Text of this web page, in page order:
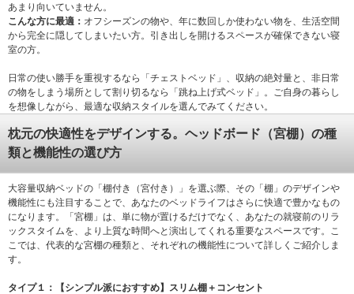
あまり向いていません。
こんな方に最適： オフシーズンの物や、年に数回しか使わない物を、生活空間
から完全に隠してしまいたい方。引き出しを開けるスペースが確保できない寝
室の方。
日常の使い勝手を重視するなら「チェストベッド」、収納の絶対量と、非日常
の物をしまう場所として割り切るなら「跳ね上げ式ベッド」。ご自身の暮らし
を想像しながら、最適な収納スタイルを選んでみてください。
枕元の快適性をデザインする。ヘッドボード（宮棚）の種
類と機能性の選び方
大容量収納ベッドの「棚付き（宮付き）」を選ぶ際、その「棚」のデザインや
機能性にも注目することで、あなたのベッドライフはさらに快適で豊かなもの
になります。「宮棚」は、単に物が置けるだけでなく、あなたの就寝前のリラ
ックスタイムを、より上質な時間へと演出してくれる重要なスペースです。こ
こでは、代表的な宮棚の種類と、それぞれの機能性について詳しくご紹介しま
す。
タイプ１：【シンプル派におすすめ】スリム棚＋コンセント